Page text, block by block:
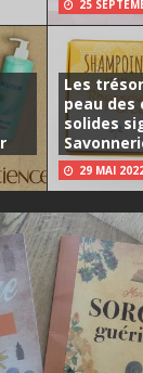
25
Les
peau des
solides
29 MAI